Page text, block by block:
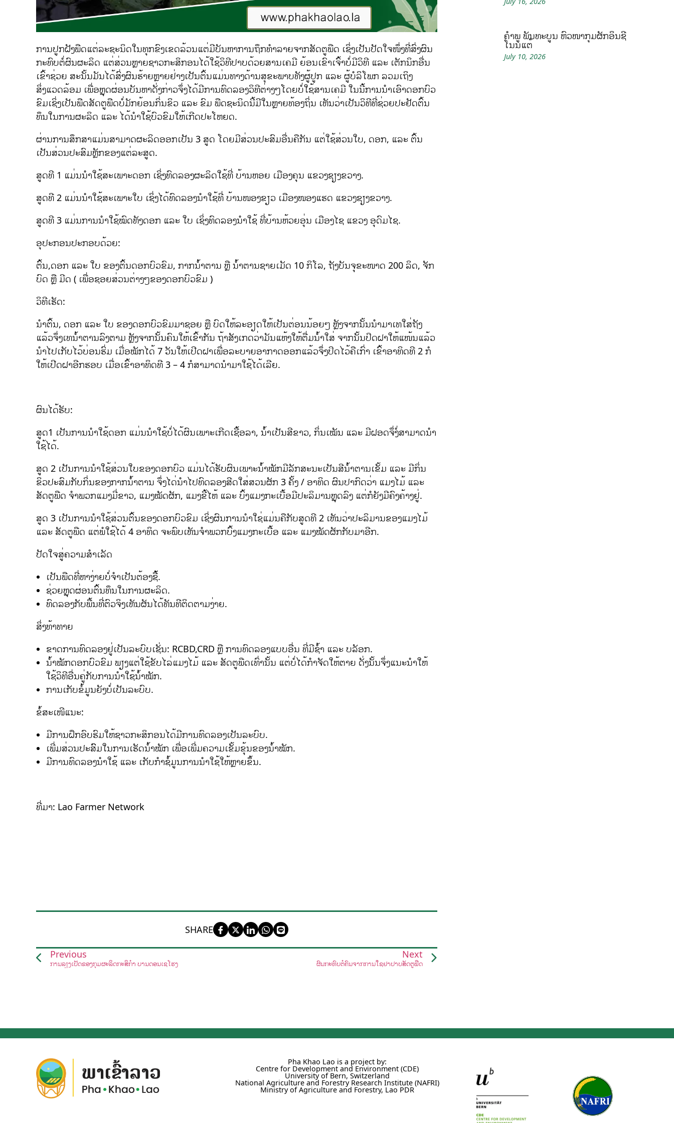
ການປູກຝັງພືດແຕ່ລະຊະນິດໃນທຸກຂົງເຂດລ້ວນແຕ່ມີບັນຫາການຖຶກທຳລາຍຈາກສັດຕູພືດ ເຊິ່ງເປັນປັດໃຈໜຶ່ງທີ່ສົ່ງຜົນ
ກະທົບຕໍ່ຜົນຜະລິດ ແຕ່ສ່ວນຫຼາຍຊາວກະສິກອນໄດ້ໃຊ້ວິທີປາບດ້ວຍສານເຄມີ ຍ້ອນເຂົາເຈົ້າບໍ່ມີວິທີ ແລະ ເຕັກນິກອື່ນ
ເຂົ້າຊ່ວຍ ສະນັ້ນມັນໄດ້ສົ່ງຜົນຮ້າຍຫຼາຍຢ່າງເປັນຕົ້ນແມ່ນທາງດ້ານສຸຂະພາບທັງຜູ້ປູກ ແລະ ຜູ້ບໍລິໂພກ ລວມເຖິງ
ສິ່ງແວດລ້ອມ ເພື່ອຫຼຸດຜ່ອນບັນຫາດັ່ງກ່າວຈຶ່ງໄດ້ມີການທົດລອງວິທີຕ່າງໆໂດຍບໍ່ໃຊ້ສານເຄມີ ໃນນີ້ການນຳເອົາດອກບົວ
ຂົມເຊິ່ງເປັນພືດສັດຕູພືດບໍ່ມັກຍ້ອນກິ່ນຂິວ ແລະ ຂົມ ພືດຊະນິດນີ້ມີໃນຫຼາຍທ້ອງຖິ່ນ ເຫັນວ່າເປັນວິທີທີ່ຊ່ວຍປະຢັດຕົ້ນ
ທຶນໃນການຜະລິດ ແລະ ໄດ້ນຳໃຊ້ບົວຂົມໃຫ້ເກີດປະໂຫຍດ.
ຜ່ານການສຶກສາແມ່ນສາມາດຜະລິດອອກເປັນ 3 ສູດ ໂດຍມີສ່ວນປະສົມອື່ນຄືກັນ ແຕ່ໃຊ້ສ່ວນໃບ, ດອກ, ແລະ ຕົ້ນ
ເປັນສ່ວນປະສົມຫຼັກຂອງແຕ່ລະສູດ.
ສູດທີ 1 ແມ່ນນຳໃຊ້ສະເພາະດອກ ເຊິ່ງທົດລອງຜະລິດໃຊ້ທີ່ ບ້ານຫອຍ ເມືອງຄຸນ ແຂວງຊຽງຂວາງ.
ສູດທີ 2 ແມ່ນນຳໃຊ້ສະເພາະໃບ ເຊິ່ງໄດ້ທົດລອງນຳໃຊ້ທີ່ ບ້ານໜອງຂຽວ ເມືອງໜອງແຮດ ແຂວງຊຽງຂວາງ.
ສູດທີ 3 ແມ່ນການນຳໃຊ້ໝົດທັງດອກ ແລະ ໃບ ເຊິ່ງທົດລອງນຳໃຊ້ ທີ່ບ້ານຫ້ວຍອຸ່ນ ເມືອງໄຊ ແຂວງ ອຸດົມໄຊ.
ອຸປະກອນປະກອບດ້ວຍ:
ຕົ້ນ,ດອກ ແລະ ໃບ ຂອງຕົ້ນດອກບົວຂົມ, ກາກນ້ຳຕານ ຫຼື ນ້ຳຕານຊາຍເມັດ 10 ກິໂລ, ຖັງບັນຈຸຂະໜາດ 200 ລິດ, ຈັກ
ບົດ ຫຼື ມີດ ( ເພື່ອຊອຍສ່ວນຕ່າງໆຂອງດອກບົວຂົມ )
ວິທີເຮັດ:
ນຳຕົ້ນ, ດອກ ແລະ ໃບ ຂອງດອກບົວຂົມມາຊອຍ ຫຼື ບົດໃຫ້ລະອຽດໃຫ້ເປັນຕ່ອນນ້ອຍໆ ຫຼັງຈາກນັ້ນນຳມາເທໃສ່ຖັງ
ແລ້ວຈຶ່ງເທນ້ຳຕານລົງຕາມ ຫຼັງຈາກນັ້ນຄົນໃຫ້ເຂົ້າກັນ ຖ້າສັງເກດວ່າມັນແຫ້ງໃຫ້ຕື່ມນ້ຳໃສ່ ຈາກນັ້ນປິດຝາໃຫ້ແໜ້ນແລ້ວ
ນຳໄປເກັບໄວ້ບ່ອນຮົ່ມ ເມື່ອໝັກໄດ້ 7 ວັນໃຫ້ເປີດຝາເພື່ອລະບາຍອາກາດອອກແລ້ວຈຶ່ງປິດໄວ້ຄືເກົ່າ ເຂົ້າອາທິດທີ 2 ກໍ
ໃຫ້ເປີດຝາອີກຮອບ ເມື່ອເຂົ້າອາທິດທີ 3 – 4 ກໍສາມາດນຳມາໃຊ້ໄດ້ເລີຍ.
ຜົນໄດ້ຮັບ:
ສູດ1 ເປັນການນຳໃຊ້ດອກ ແມ່ນນຳໃຊ້ບໍ່ໄດ້ຜົນເພາະເກີດເຊື້ອລາ, ນ້ຳເປັນສີຂາວ, ກິ່ນເໝັນ ແລະ ມີຝອດຈຶ່ງໍ່ສາມາດນຳ
ໃຊ້ໄດ້.
ສູດ 2 ເປັນການນຳໃຊ້ສ່ວນໃບຂອງດອກບົວ ແມ່ນໄດ້ຮັບຜົນເພາະນ້ຳໝັກມີລັກສະນະເປັນສີນ້ຳຕານເຂັ້ມ ແລະ ມີກິ່ນ
ຂິວປະສົມກັບກິ່ນຂອງກາກນ້ຳຕານ ຈຶ່ງໄດ່ນຳໄປທົດລອງສີດໃສ່ສວນຜັກ 3 ຄັ້ງ / ອາທິດ ຜົນປາກົດວ່າ ແມງໄມ້ ແລະ
ສັດຕູພືດ ຈຳພວກແມງມີ່ຂາວ, ແມງໝັດຜັກ, ແມງຂີ້ໄຫ້ ແລະ ບົ້ງແມງກະເບື້ອມີປະລິມານຫຼຸດລົງ ແຕ່ກໍຍັງມີຄົງຄ້າງຢູ່.
ສູດ 3 ເປັນການນຳໃຊ້ສ່ວນຕົ້ນຂອງດອກບົວຂົມ ເຊິ່ງຜົນການນຳໃຊ່ແມ່ນຄືກັບສູດທີ 2 ເຫັນວ່າປະລິມານຂອງແມງໄມ້
ແລະ ສັດຕູພືດ ແຕ່ພໍໃຊ້ໄດ້ 4 ອາທິດ ຈະພົບເຫັນຈຳພວກບົ້ງແມງກະເບື້ອ ແລະ ແມງໝັດຜັກກັບມາອີກ.
ປັດໃຈສູ່ຄວາມສຳເລັດ
ເປັນພືດທີ່ຫາງ່າຍບໍ່ຈຳເປັນຕ້ອງຊື້້.
ຊ່ວຍຫຼຸດຜ່ອນຕົ້ນທຶນໃນການຜະລິດ.
ທົດລອງກັບພື້ນທີ່ຕົວຈິງເຫັນຜັນໄດ້ທັນທີຕິດຕາມງ່າຍ.
ສິ່ງທ້າທາຍ
ຂາດການທົດລອງຢູ່ເປັນລະບົບເຊັ່ນ: RCBD,CRD ຫຼື ການທົດລອງແບບອື່ນ ທີ່ມີຊ້ຳ ແລະ ບລັອກ.
ນ້ຳໝັກດອກບົວຂົມ ພຽງແຕ່ໃຊ້ຂັບໄລ່ແມງໄມ້ ແລະ ສັດຕູພືດເທົ່ານັ້ນ ແຕ່ບໍ່ໄດ້ກຳຈັດໃຫ້ຕາຍ ດັ່ງນັ້ນຈຶ່ງແນະນຳໃຫ້
ໃຊ້ວິທີອື່ນຄູ່ກັບການນຳໃຊ້ນ້ຳໝັກ.
ການເກັບຂໍ້ມູນຍັງບໍ່ເປັນລະບົບ.
ຂໍ້ສະເໜີແນະ:
ມີການຝຶກອົບຮົມໃຫ້ຊາວກະສິກອນໄດ້ມີການທົດລອງເປັນລະບົບ.
ເພີ່ມສ່ວນປະສົົມໃນການເຮັດນ້ຳໝັກ ເພື່ອເພີ່ມຄວາມເຂັ້ມຂຸ້ນຂອງນ້ຳໝັກ.
ມີການທົດລອງນຳໃຊ້ ແລະ ເກັບກຳຊໍ້ມູນການນຳໃຊ້ໃຫ້ຫຼາຍຂຶ້ນ.
ທີ່ມາ: Lao Farmer Network
SHARE
Previous
ການລ້ຽງເປັດຂອງກຸ່ມຜະລິດກະສິກຳ ບ້ານດອນເຊໂຮງ
Next
ຜົນກະທົບຕໍ່ຄົນຈາກການໃຊ້ຢາປາບສັດຕູພືດ
ຄໍາພູ ພັນທະບູນ ຫົວໜ້າກຸ່ມຜັກອິນຊີ
ໂນນແຕ້
July 10, 2026
Pha Khao Lao is a project by:
Centre for Development and Environment (CDE)
University of Bern, Switzerland
National Agriculture and Forestry Research Institute (NAFRI)
Ministry of Agriculture and Forestry, Lao PDR